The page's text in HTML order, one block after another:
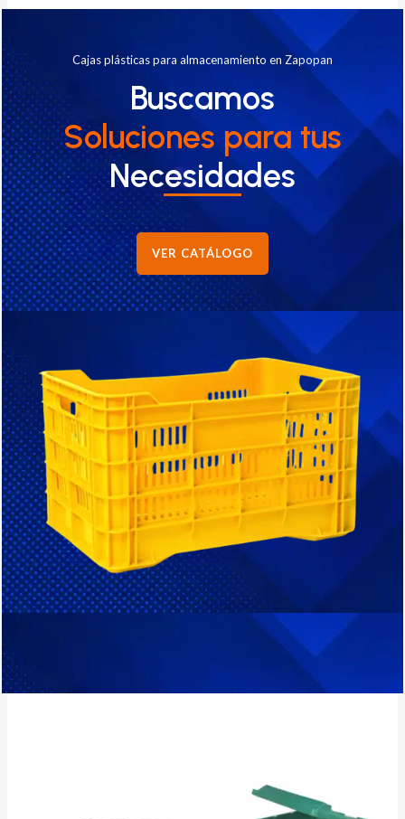
Cajas plásticas para almacenamiento en Zapopan
Buscamos
Soluciones para tus
Necesidades
VER CATÁLOGO